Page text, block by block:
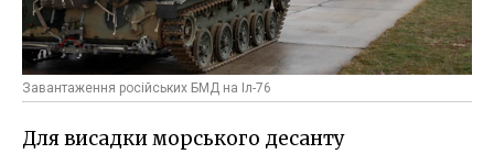
Завантаження російських БМД на Іл-76
Для висадки морського десанту